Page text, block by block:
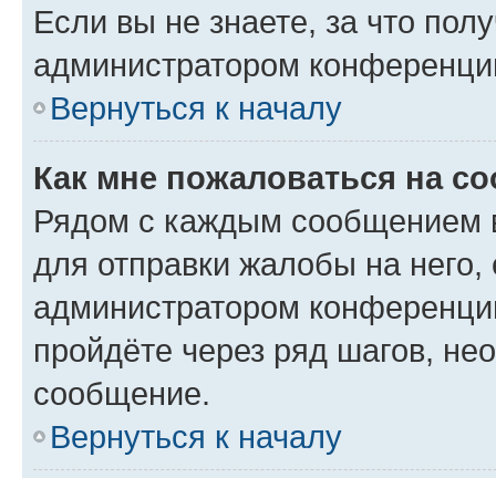
Если вы не знаете, за что
администратором
Вернуться к началу
Как мне пожаловаться на
Рядом с каждым сообщением
для отправки жалобы на
администратором
пройдёте через ряд шагов,
сообщение.
Вернуться к началу